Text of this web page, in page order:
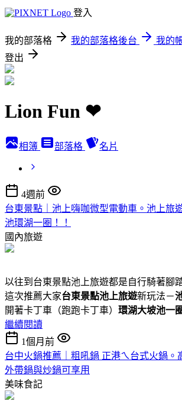
登入
我的部落格 我的部落格後台
我的
登出
Lion Fun ❤
相簿 部落格 名片
4週前
台東景點｜池上嗨咖微型電動車。池上旅
池環湖一圈！！
國內旅遊
以往到台東景點池上旅遊都是自行騎著腳
這次推薦大家台東景點池上旅遊新玩法－
開著卡丁車（跑跑卡丁車） 環湖大坡池一
繼續閱讀
1個月前
台中火鍋推薦｜粗吼鍋 正港ㄟ台式火鍋。
外帶鍋與炒鍋可享用
美味食記